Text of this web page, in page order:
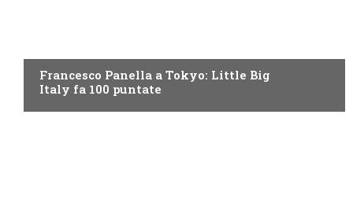
Francesco Panella a Tokyo: Little Big
Italy fa 100 puntate